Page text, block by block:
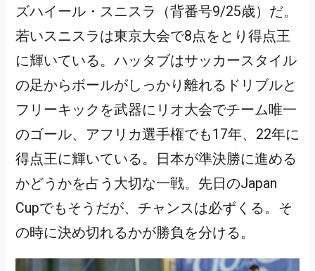
ズハイール・スニスラ（背番号9/25歳）だ。
若いスニスラは東京大会で8点をとり得点王
に輝いている。ハッタブはサッカースタイル
の足からボールがしっかり離れるドリブルと
フリーキックを武器にリオ大会でチーム唯一
のゴール、アフリカ選手権でも17年、22年に
得点王に輝いている。日本が準決勝に進める
かどうかを占う大切な一戦。先日のJapan
Cupでもそうだが、チャンスは必ずくる。そ
の時に決め切れるかが勝負を分ける。